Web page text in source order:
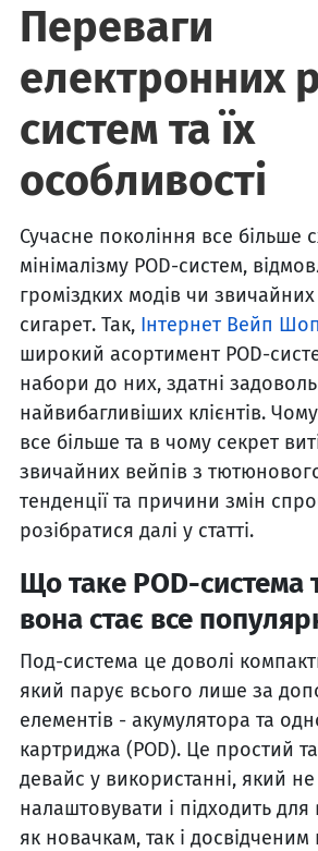
Переваги
електронних
систем та їх
особливості
Сучасне покоління все більше
мінімалізму POD-систем,
громіздких модів чи
сигарет. Так, Інтернет Вейп Шоп
широкий асортимент POD-
набори до них, здатні
найвибагливіших клієнтів.
все більше та в чому секрет
звичайних вейпів з
тенденції та причини змін
розібратися далі у статті.
Що таке POD-система
вона стає все
Под-система це доволі
який парує всього лише за
елементів - акумулятора та
картриджа (POD). Це простий
девайс у використанні, який
налаштовувати і підходить
як новачкам, так і досвідченим